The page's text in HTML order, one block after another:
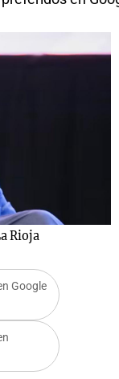
Rioja
Google